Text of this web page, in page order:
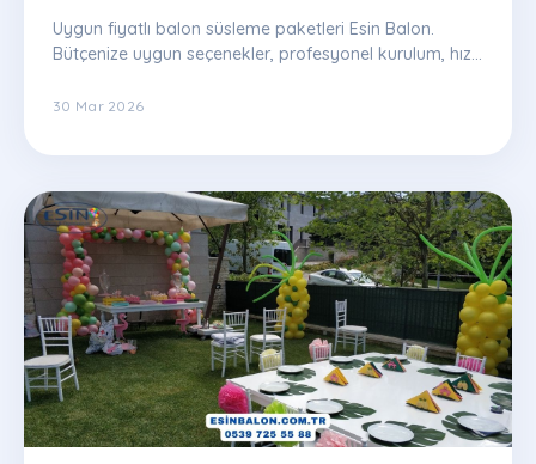
Uygun fiyatlı balon süsleme paketleri Esin Balon.
Bütçenize uygun seçenekler, profesyonel kurulum, hızlı
30 Mar 2026